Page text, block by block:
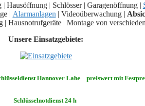
Hausöffnung | Schlösser | Garagenöffnung |
| Alarmanlagen | Videoüberwachung |
| Hausnotrufgeräte | Montage von
Unsere Einsatzgebiete:
Hannover Lahe – preiswert mit
Schlüsselnotdienst 24 h